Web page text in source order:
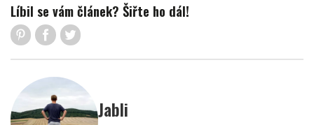
Líbil se vám článek? Šiřte ho dál!
Jabli